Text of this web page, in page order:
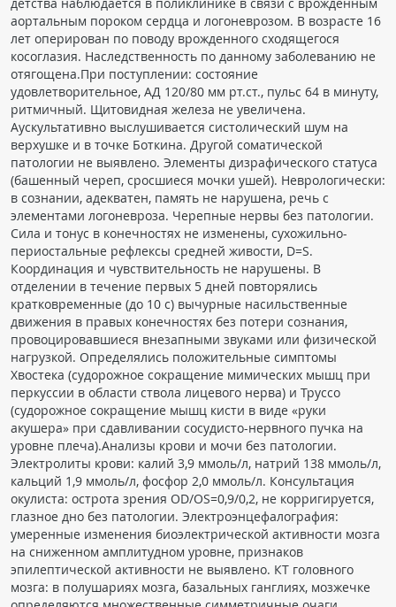
аортальным пороком сердца и логоневрозом. В возрасте 16
лет оперирован по поводу врожденного сходящегося
косоглазия. Наследственность по данному заболеванию не
отягощена.При поступлении: состояние
удовлетворительное, АД 120/80 мм рт.ст., пульс 64 в минуту,
ритмичный. Щитовидная железа не увеличена.
Аускультативно выслушивается систолический шум на
верхушке и в точке Боткина. Другой соматической
патологии не выявлено. Элементы дизрафического статуса
(башенный череп, сросшиеся мочки ушей). Неврологически:
в сознании, адекватен, память не нарушена, речь с
элементами логоневроза. Черепные нервы без патологии.
Сила и тонус в конечностях не изменены, сухожильно-
периостальные рефлексы средней живости, D=S.
Координация и чувствительность не нарушены. В
отделении в течение первых 5 дней повторялись
кратковременные (до 10 с) вычурные насильственные
движения в правых конечностях без потери сознания,
провоцировавшиеся внезапными звуками или физической
нагрузкой. Определялись положительные симптомы
Хвостека (судорожное сокращение мимических мышц при
перкуссии в области ствола лицевого нерва) и Труссо
(судорожное сокращение мышц кисти в виде «руки
акушера» при сдавливании сосудисто-нервного пучка на
уровне плеча).Анализы крови и мочи без патологии.
Электролиты крови: калий 3,9 ммоль/л, натрий 138 ммоль/л,
кальций 1,9 ммоль/л, фосфор 2,0 ммоль/л. Консультация
окулиста: острота зрения ОD/ОS=0,9/0,2, не корригируется,
глазное дно без патологии. Электроэнцефалография:
умеренные изменения биоэлектрической активности мозга
на сниженном амплитудном уровне, признаков
эпилептической активности не выявлено. КТ головного
мозга: в полушариях мозга, базальных ганглиях, мозжечке